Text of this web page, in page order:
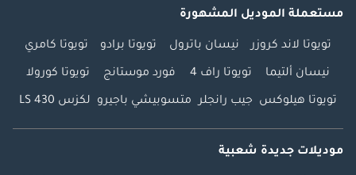
مستعملة الموديل المشهورة
تويوتا لاند كروزر نيسان باترول تويوتا برادو تويوتا كامري
نيسان ألتيما تويوتا راف 4 فورد موستانج تويوتا كورولا
تويوتا هيلوكس جيب رانجلر متسوبيشي باجيرو لكزس LS 430
موديلات جديدة شعبية